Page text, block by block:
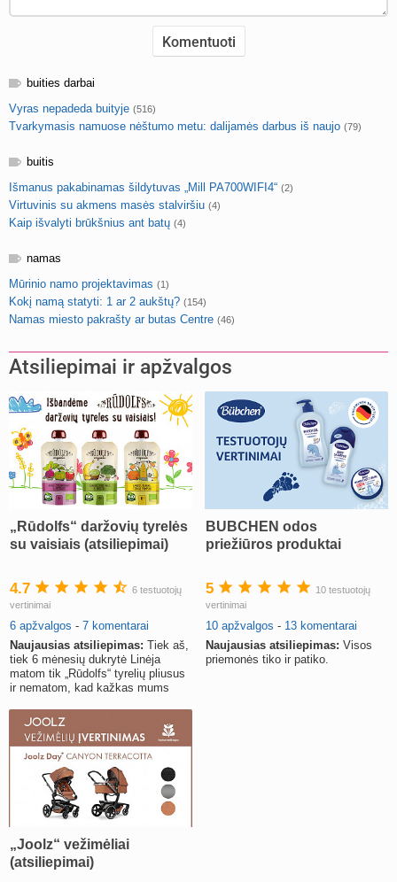
buities darbai
Vyras nepadeda buityje (516)
Tvarkymasis namuose nėštumo metu: dalijamės darbus iš naujo (79)
buitis
Išmanus pakabinamas šildytuvas „Mill PA700WIFI4“ (2)
Virtuvinis su akmens masės stalviršiu (4)
Kaip išvalyti brūkšnius ant batų (4)
namas
Mūrinio namo projektavimas (1)
Kokį namą statyti: 1 ar 2 aukštų? (154)
Namas miesto pakrašty ar butas Centre (46)
Atsiliepimai ir apžvalgos
„Rūdolfs“ daržovių tyrelės
su vaisiais (atsiliepimai)
4.7
6 testuotojų
vertinimai
6 apžvalgos - 7 komentarai
Naujausias atsiliepimas: Tiek aš,
tiek 6 mėnesių dukrytė Linėja
matom tik „Rūdolfs“ tyrelių pliusus
ir nematom, kad kažkas mums
BUBCHEN odos
priežiūros produktai
5
10 testuotojų
vertinimai
10 apžvalgos - 13 komentarai
Naujausias atsiliepimas: Visos
priemonės tiko ir patiko.
„Joolz“ vežimėliai
(atsiliepimai)